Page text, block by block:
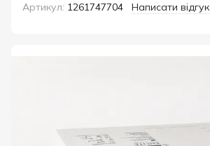
Артикул: 1261747704 Написати відгук